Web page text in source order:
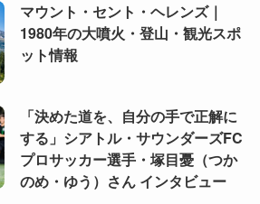
マウント・セント・ヘレンズ｜
1980年の大噴火・登山・観光スポ
ット情報
「決めた道を、自分の手で正解に
する」シアトル・サウンダーズFC
プロサッカー選手・塚目憂（つか
のめ・ゆう）さん インタビュー